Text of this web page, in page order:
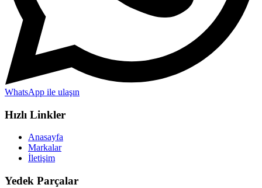
WhatsApp ile ulaşın
Hızlı Linkler
Anasayfa
Markalar
İletişim
Yedek Parçalar